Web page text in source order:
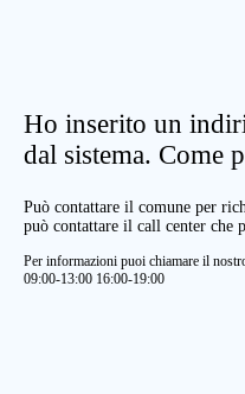
Ho inserito un
dal sistema. Come
Può contattare il comune per
può contattare il call center che
Per informazioni puoi chiamare il
09:00-13:00 16:00-19:00